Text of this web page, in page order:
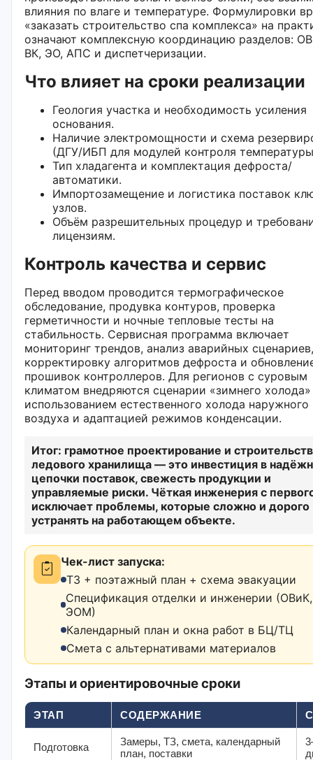
влияния по влаге и температуре. Формулировки
«заказать строительство спа комплекса» на
означают комплексную координацию разделов:
ВК, ЭО, АПС и диспетчеризации.
Что влияет на сроки реализации
Геология участка и необходимость усиления
основания.
Наличие электромощности и схема
(ДГУ/ИБП для модулей контроля
Тип хладагента и комплектация дефроста/
автоматики.
Импортозамещение и логистика поставок
узлов.
Объём разрешительных процедур и
лицензиям.
Контроль качества и сервис
Перед вводом проводится термографическое
обследование, продувка контуров, проверка
герметичности и ночные тепловые тесты на
стабильность. Сервисная программа включает
мониторинг трендов, анализ аварийных сценариев,
корректировку алгоритмов дефроста и
прошивок контроллеров. Для регионов с суровым
климатом внедряются сценарии «зимнего
использованием естественного холода наружного
воздуха и адаптацией режимов конденсации.
Итог: грамотное проектирование и
ледового хранилища — это инвестиция в
цепочки поставок, свежесть продукции и
управляемые риски. Чёткая инженерия с
исключает проблемы, которые сложно и дорого
устранять на работающем объекте.
Чек-лист запуска:
ТЗ + поэтажный план + схема эвакуации
Спецификация отделки и инженерии
ЭОМ)
Календарный план и окна работ в БЦ/ТЦ
Смета с альтернативами материалов
Этапы и ориентировочные сроки
ЭТАП СОДЕРЖАНИЕ
Подготовка
Замеры, ТЗ, смета, календарный
план, поставки